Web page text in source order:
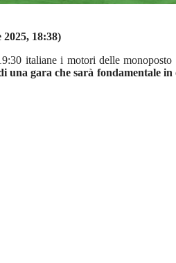
18:38)
italiane i motori delle
una gara che sarà fondamentale